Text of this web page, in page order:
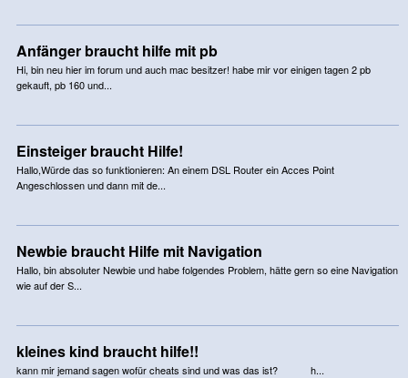
Anfänger braucht hilfe mit pb
Hi, bin neu hier im forum und auch mac besitzer! habe mir vor einigen tagen 2 pb
gekauft, pb 160 und...
Einsteiger braucht Hilfe!
Hallo,Würde das so funktionieren: An einem DSL Router ein Acces Point
Angeschlossen und dann mit de...
Newbie braucht Hilfe mit Navigation
Hallo, bin absoluter Newbie und habe folgendes Problem, hätte gern so eine Navigation
wie auf der S...
kleines kind braucht hilfe!!
kann mir jemand sagen wofür cheats sind und was das ist? h...